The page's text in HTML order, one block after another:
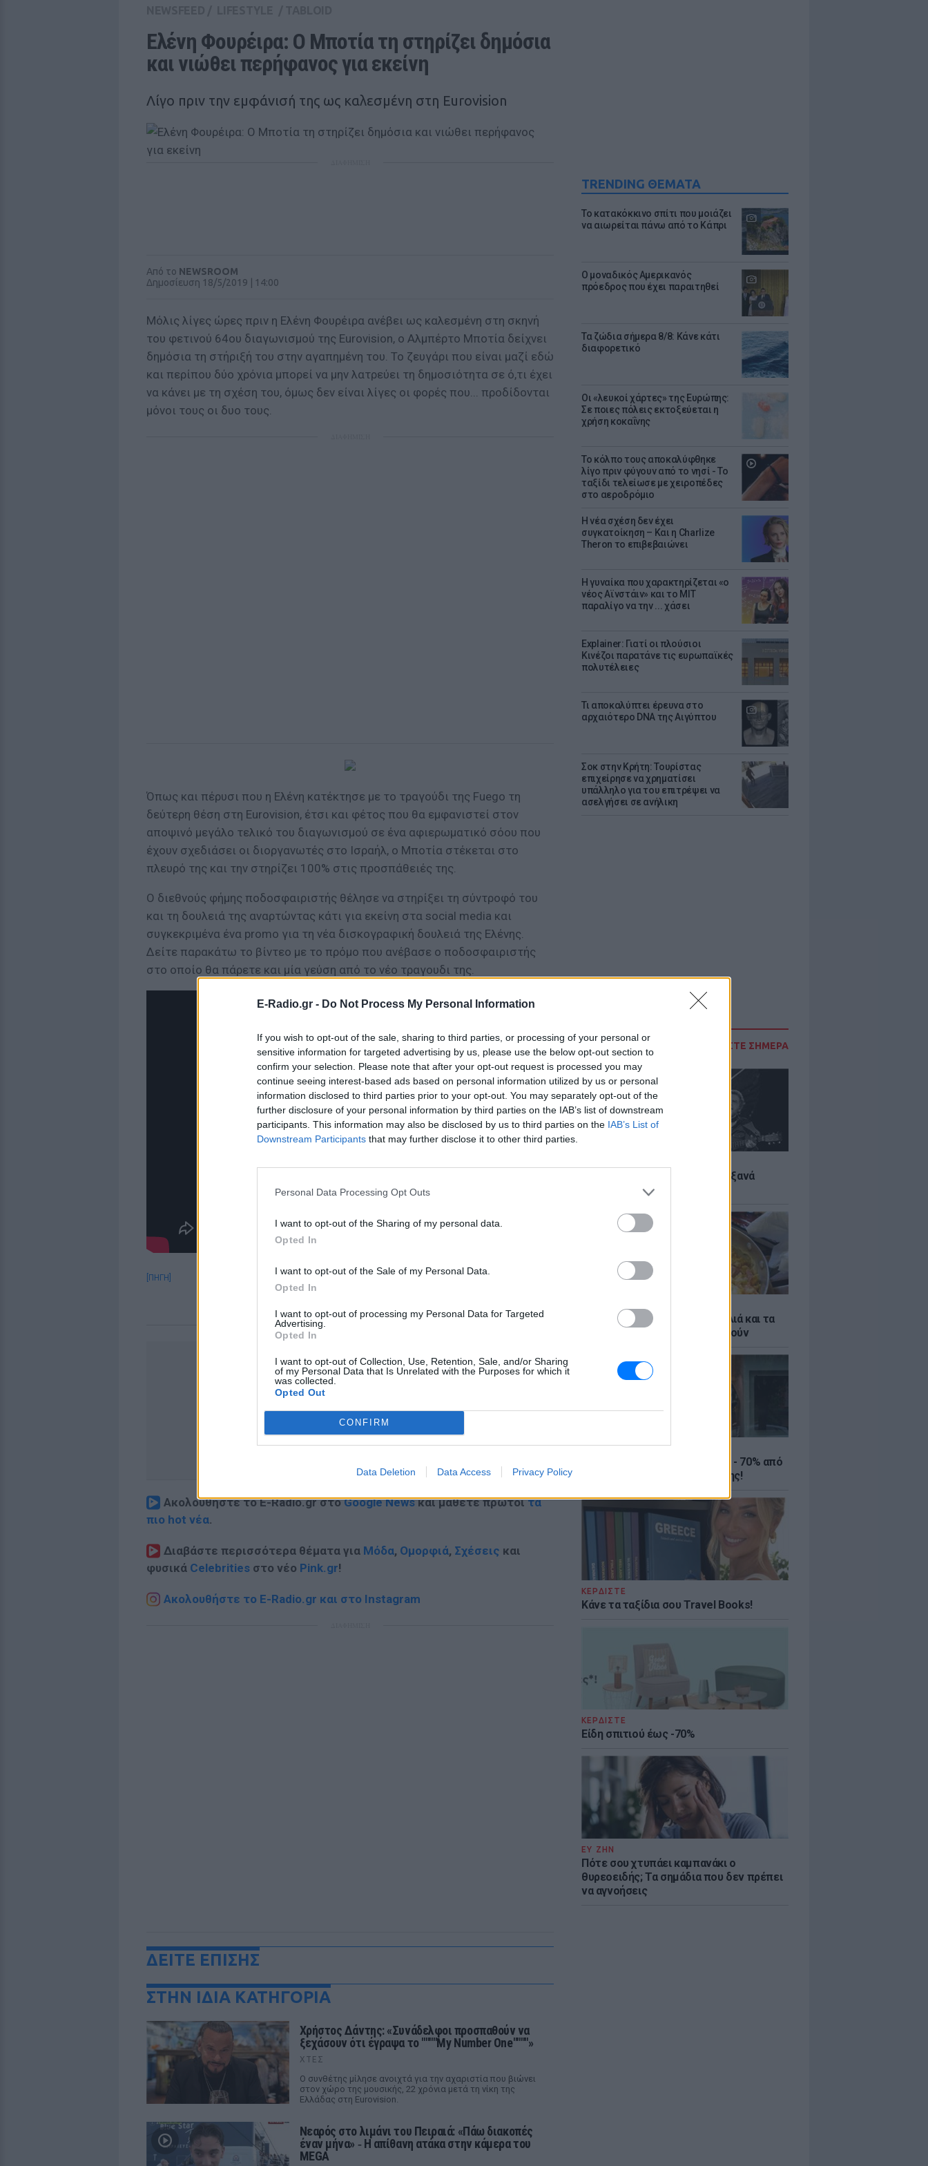
E-Radio.gr - Do Not Process My Personal Information
If you wish to opt-out of the sale, sharing to third parties, or processing of your personal or
sensitive information for targeted advertising by us, please use the below opt-out section to
confirm your selection. Please note that after your opt-out request is processed you may
continue seeing interest-based ads based on personal information utilized by us or personal
information disclosed to third parties prior to your opt-out. You may separately opt-out of the
further disclosure of your personal information by third parties on the IAB’s list of downstream
participants. This information may also be disclosed by us to third parties on the IAB’s List of
Downstream Participants that may further disclose it to other third parties.
Personal Data Processing Opt Outs
I want to opt-out of the Sharing of my personal data.
Opted In
I want to opt-out of the Sale of my Personal Data.
Opted In
I want to opt-out of processing my Personal Data for Targeted
Advertising.
Opted In
I want to opt-out of Collection, Use, Retention, Sale, and/or Sharing
of my Personal Data that Is Unrelated with the Purposes for which it
was collected.
Opted Out
CONFIRM
Data Deletion Data Access Privacy Policy
TRENDING ΘΕΜΑΤΑ
Το κατακόκκινο σπίτι που μοιάζει
να αιωρείται πάνω από το Κάπρι
Ο μοναδικός Αμερικανός
πρόεδρος που έχει παραιτηθεί
Τα ζώδια σήμερα 8/8: Κάνε κάτι
διαφορετικό
Οι «λευκοί χάρτες» της Ευρώπης:
Σε ποιες πόλεις εκτοξεύεται η
χρήση κοκαΐνης
Το κόλπο τους αποκαλύφθηκε
λίγο πριν φύγουν από το νησί - Το
ταξίδι τελείωσε με χειροπέδες
στο αεροδρόμιο
Η νέα σχέση δεν έχει
συγκατοίκηση – Και η Charlize
Theron το επιβεβαιώνει
Η γυναίκα που χαρακτηρίζεται «ο
νέος Αϊνστάιν» και το MIT
παραλίγο να την ... χάσει
Explainer: Γιατί οι πλούσιοι
Κινέζοι παρατάνε τις ευρωπαϊκές
πολυτέλειες
Τι αποκαλύπτει έρευνα στο
αρχαιότερο DNA της Αιγύπτου
Σοκ στην Κρήτη: Τουρίστας
επιχείρησε να χρηματίσει
υπάλληλο για του επιτρέψει να
ασελγήσει σε ανήλικη
ΔΙΑΒΑΣΤΕ ΣΗΜΕΡΑ
5 one-hit wonders που έγιναν ξανά
διάσημοι από… ατύχημα
Ελληνικό γιαούρτι: Μία κουταλιά και τα
scrambled eggs θα απογειωθούν
ΚΕΡΔΙΣΤΕ
Καλοκαιρινές εκπτώσεις έως - 70% από
τα μεγαλύτερα eshops ένδυσης!
ΚΕΡΔΙΣΤΕ
Κάνε τα ταξίδια σου Travel Books!
ΚΕΡΔΙΣΤΕ
Είδη σπιτιού έως -70%
ΕΥ ΖΗΝ
Πότε σου χτυπάει καμπανάκι ο
θυρεοειδής; Τα σημάδια που δεν πρέπει
να αγνοήσεις
Ελένη Φουρέιρα: Ο Μποτία τη στηρίζει δημόσια
και νιώθει περήφανος για εκείνη
Λίγο πριν την εμφάνισή της ως καλεσμένη στη Eurovision
Από το NEWSROOM
Δημοσίευση 18/5/2019 | 14:00
Μόλις λίγες ώρες πριν η Ελένη Φουρέιρα ανέβει ως καλεσμένη στη σκηνή
του φετινού 64ου διαγωνισμού της Eurovision, ο Αλμπέρτο Μποτία δείχνει
δημόσια τη στήριξή του στην αγαπημένη του. Το ζευγάρι που είναι μαζί εδώ
και περίπου δύο χρόνια μπορεί να μην λατρεύει τη δημοσιότητα σε ό,τι έχει
να κάνει με τη σχέση του, όμως δεν είναι λίγες οι φορές που... προδίδονται
μόνοι τους οι δυο τους.
Όπως και πέρυσι που η Ελένη κατέκτησε με το τραγούδι της Fuego τη
δεύτερη θέση στη Eurovision, έτσι και φέτος που θα εμφανιστεί στον
αποψινό μεγάλο τελικό του διαγωνισμού σε ένα αφιερωματικό σόου που
έχουν σχεδιάσει οι διοργανωτές στο Ισραήλ, ο Μποτία στέκεται στο
πλευρό της και την στηρίζει 100% στις προσπάθειές της.
O διεθνούς φήμης ποδοσφαιριστής θέλησε να στηρίξει τη σύντροφό του
και τη δουλειά της αναρτώντας κάτι για εκείνη στα social media και
συγκεκριμένα ένα promo για τη νέα δισκογραφική δουλειά της Ελένης.
Δείτε παρακάτω το βίντεο με το πρόμο που ανέβασε ο ποδοσφαιριστής
στο οποίο θα πάρετε και μία γεύση από το νέο τραγουδι της.
[ΠΗΓΗ]
Ακολουθήστε το E-Radio.gr στοGoogle Newsκαι μάθετε πρώτοιτα
πιο hot νέα.
Διαβάστε περισσότερα θέματα για Μόδα, Ομορφιά, Σχέσεις και
φυσικά Celebrities στο νέο Pink.gr!
Ακολουθήστε το E-Radio.gr και στο Instagram
ΔΕΙΤΕ ΕΠΙΣΗΣ
ΣΤΗΝ ΙΔΙΑ ΚΑΤΗΓΟΡΙΑ
Χρήστος Δάντης: «Συνάδελφοι προσπαθούν να
ξεχάσουν ότι έγραψα το """"My Number One""""»
ΧΤΕΣ
Ο συνθέτης μίλησε ανοιχτά για την αχαριστία που βιώνει
στον χώρο της μουσικής, 22 χρόνια μετά τη νίκη της
Ελλάδας στη Eurovision.
Νεαρός στο λιμάνι του Πειραιά: «Πάω διακοπές
έναν μήνα» ‑ Η απίθανη ατάκα στην κάμερα του
MEGA